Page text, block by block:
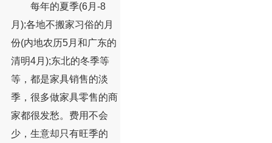
每年的夏季(6月-8
月);各地不搬家习俗的月
份(内地农历5月和广东的
清明4月);东北的冬季等
等，都是家具销售的淡
季，很多做家具零售的商
家都很发愁。费用不会
少，生意却只有旺季的